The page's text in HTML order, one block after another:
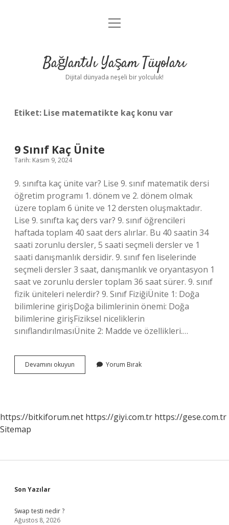
Anasayfa
Yasal Uyarı
menüyü
Bağlantılı Yaşam Tüyoları
Dijital dünyada neşeli bir yolculuk!
Etiket: Lise matematikte kaç konu var
9 Sınıf Kaç Ünite
Tarih: Kasım 9, 2024
9. sınıfta kaç ünite var? Lise 9. sınıf matematik dersi
öğretim programı 1. dönem ve 2. dönem olmak
üzere toplam 6 ünite ve 12 dersten oluşmaktadır.
Lise 9. sınıfta kaç ders var? 9. sınıf öğrencileri
haftada toplam 40 saat ders alırlar. Bu 40 saatin 34
saati zorunlu dersler, 5 saati seçmeli dersler ve 1
saati danışmanlık dersidir. 9. sınıf fen liselerinde
seçmeli dersler 3 saat, danışmanlık ve oryantasyon 1
saat ve zorunlu dersler toplam 36 saat sürer. 9. sınıf
fizik üniteleri nelerdir? 9. Sınıf FiziğiÜnite 1: Doğa
bilimlerine girişDoğa bilimlerinin önemi: Doğa
bilimlerine girişFiziksel niceliklerin
sınıflandırılmasıÜnite 2: Madde ve özellikleri.…
Devamını okuyun
Sınıf
Yorum Bırak
https://bitkiforum.net https://giyi.com.tr https://gese.com.tr
Sitemap
Sidebar
Son Yazılar
Swap testi nedir ?
Ağustos 8, 2026